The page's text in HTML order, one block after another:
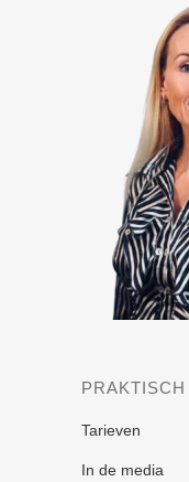
PRAKTISCH
Tarieven
In de media